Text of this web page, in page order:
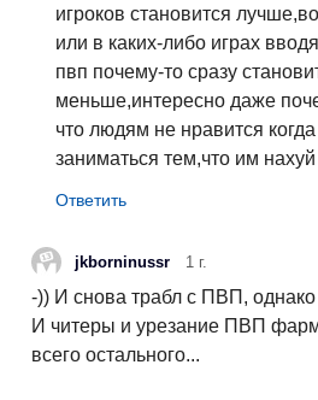
игроков становится
или в каких-либо играх
пвп почему-то сразу
меньше,интересно даже
что людям не нравится
заниматься тем,что им
jkborninussr 1 г.
-)) И снова трабл с ПВП, однако
И читеры и урезание ПВП фарм
всего остального...